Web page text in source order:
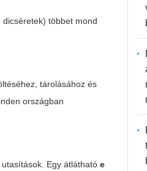
többet mond
tárolásához és
országban
utasítások. Egy átláthatóe